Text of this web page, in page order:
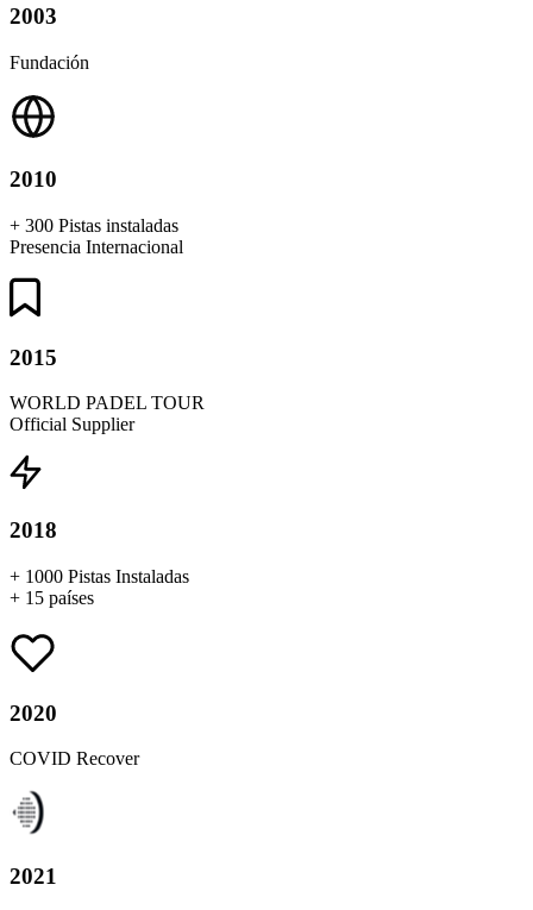
2003
Fundación
2010
+ 300 Pistas instaladas
Presencia Internacional
2015
WORLD PADEL TOUR
Official Supplier
2018
+ 1000 Pistas Instaladas
+ 15 países
2020
COVID Recover
2021